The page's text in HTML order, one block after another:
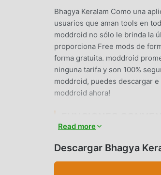
Bhagya Keralam Como una
usuarios que aman tools en
moddroid no sólo le brinda la
proporciona Free mods de
forma gratuita. moddroid
ninguna tarifa y son 100%
moddroid, puedes descargar
moddroid ahora!
usuarios. En comparación con
experimentar fácilmente
Read more
Descargar Bhagya